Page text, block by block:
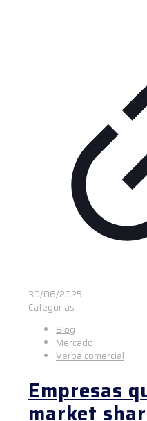
30/06/2025
Categorias
Blog
Mercado
Verba comercial
Empresas
market